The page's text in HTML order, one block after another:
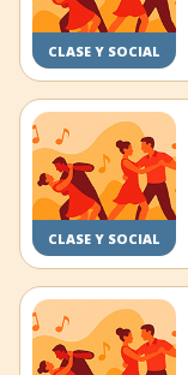
CLASE Y SOCIAL
CLASE Y SOCIAL